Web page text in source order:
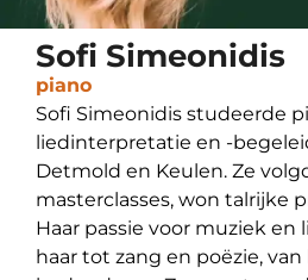
Sofi Simeonidis
piano
Sofi Simeonidis studeerde
liedinterpretatie en -
Detmold en Keulen. Ze
masterclasses, won talrijke
Haar passie voor muziek en
haar tot zang en poëzie,